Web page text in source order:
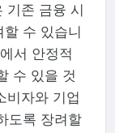
기존 금융 시
수 있습니
서 안정적
수 있을 것
비자와 기업
도록 장려할